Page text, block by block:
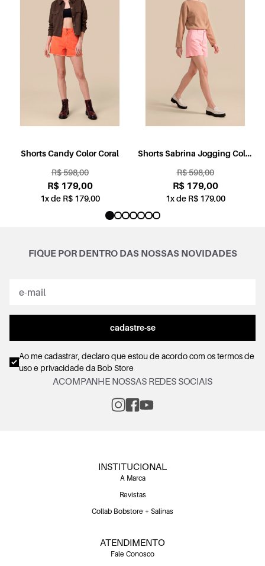
Shorts Candy Color Coral
R$ 598,00
R$ 179,00
1x de R$ 179,00
Shorts Sabrina Jogging Color
R$ 598,00
R$ 179,00
1x de R$ 179,00
FIQUE POR DENTRO DAS NOSSAS NOVIDADES
cadastre-se
Ao me cadastrar, declaro que estou de acordo com ostermos de
uso e privacidadeda Bob Store
ACOMPANHE NOSSAS REDES SOCIAIS
INSTITUCIONAL
A Marca
Revistas
Collab Bobstore + Salinas
ATENDIMENTO
Fale Conosco